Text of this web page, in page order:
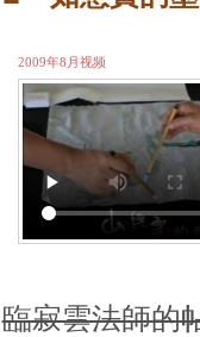
2009年8月视频
臨寂雲法師的